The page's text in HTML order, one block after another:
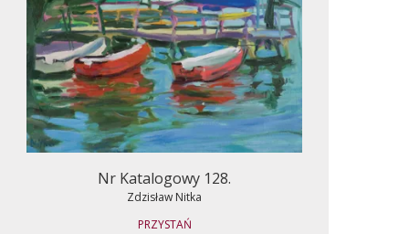
Nr Katalogowy 128.
Zdzisław Nitka
PRZYSTAŃ